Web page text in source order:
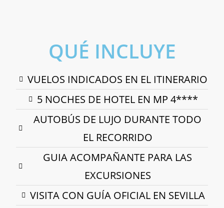
QUÉ INCLUYE
VUELOS INDICADOS EN EL ITINERARIO
5 NOCHES DE HOTEL EN MP 4****
AUTOBÚS DE LUJO DURANTE TODO
EL RECORRIDO
GUIA ACOMPAÑANTE PARA LAS
EXCURSIONES
VISITA CON GUÍA OFICIAL EN SEVILLA